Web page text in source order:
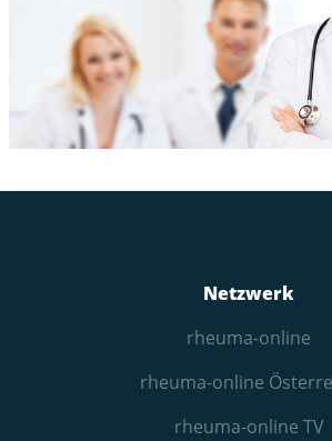
Netzwerk
rheuma-online
rheuma-online
rheuma-online TV